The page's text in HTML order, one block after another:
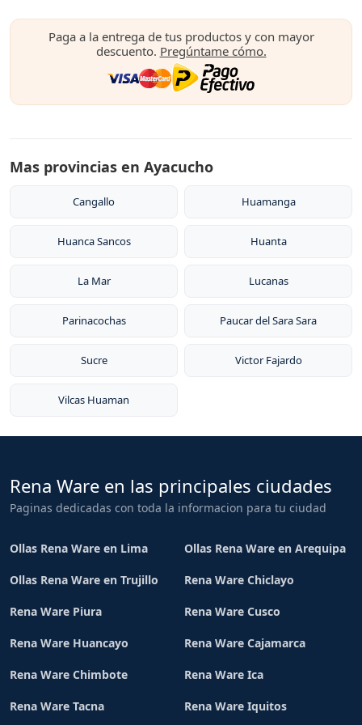
Paga a la entrega de tus productos y con mayor
descuento. Pregúntame cómo.
Mas provincias en Ayacucho
Cangallo Huamanga
Huanca Sancos Huanta
La Mar Lucanas
Parinacochas Paucar del Sara Sara
Sucre Victor Fajardo
Vilcas Huaman
Rena Ware en las principales ciudades
Paginas dedicadas con toda la informacion para tu ciudad
Ollas Rena Ware en Lima Ollas Rena Ware en Arequipa
Ollas Rena Ware en Trujillo Rena Ware Chiclayo
Rena Ware Piura Rena Ware Cusco
Rena Ware Huancayo Rena Ware Cajamarca
Rena Ware Chimbote Rena Ware Ica
Rena Ware Tacna Rena Ware Iquitos